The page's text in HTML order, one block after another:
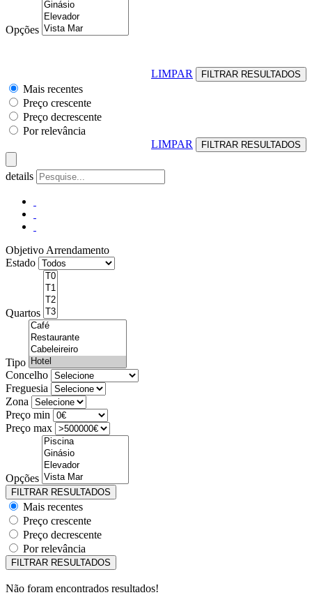
Opções
LIMPAR
Mais recentes
Preço crescente
Preço decrescente
Por relevância
LIMPAR
details
Objetivo Arrendamento
Estado
Quartos
Tipo
Concelho
Freguesia
Zona
Preço min
Preço max
Opções
Mais recentes
Preço crescente
Preço decrescente
Por relevância
Não foram encontrados resultados!